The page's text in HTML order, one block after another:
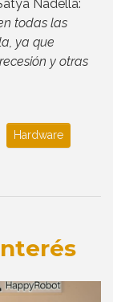
Nadella:
todas las
ya que
y otras
Hardware